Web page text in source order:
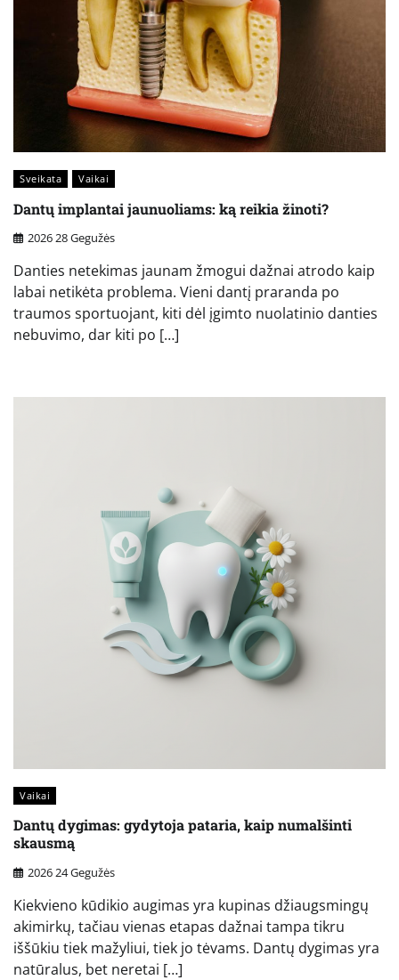
Sveikata Vaikai
Dantų implantai jaunuoliams: ką reikia žinoti?
2026 28 Gegužės
Danties netekimas jaunam žmogui dažnai atrodo kaip
labai netikėta problema. Vieni dantį praranda po
traumos sportuojant, kiti dėl įgimto nuolatinio danties
nebuvimo, dar kiti po […]
Vaikai
Dantų dygimas: gydytoja pataria, kaip numalšinti
skausmą
2026 24 Gegužės
Kiekvieno kūdikio augimas yra kupinas džiaugsmingų
akimirkų, tačiau vienas etapas dažnai tampa tikru
iššūkiu tiek mažyliui, tiek jo tėvams. Dantų dygimas yra
natūralus, bet neretai […]